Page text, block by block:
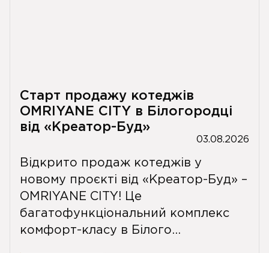
Старт продажу котеджів
OMRIYANE CITY в Білогородці
від «Креатор-Буд»
03.08.2026
Відкрито продаж котеджів у
новому проєкті від «Креатор-Буд» –
OMRIYANE CITY! Це
багатофункціональний комплекс
комфорт-класу в Білого...